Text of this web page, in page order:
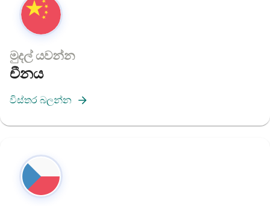
මුදල් යවන්න
චීනය
විස්තර බලන්න